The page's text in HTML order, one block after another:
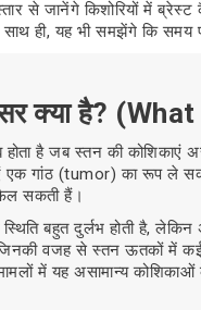
से जानेंगे किशोरियों में
ही, यह भी समझेंगे कि समय
क्या है?
है जब स्तन की कोशिकाएं
एक गांठ (tumor) का रूप ले
सकती हैं।
स्थिति बहुत दुर्लभ होती है,
वजह से स्तन ऊतकों में
में यह असामान्य